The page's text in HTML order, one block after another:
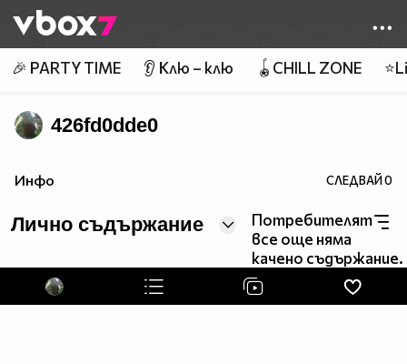
👾
🎉 PARTY TIME 👂 Клю – клю 🪀CHILL ZONE
426fd0dde0
Инфо СЛЕДВАЙ0
Лично съдържание
Потребителят
все още няма
качено съдържание.